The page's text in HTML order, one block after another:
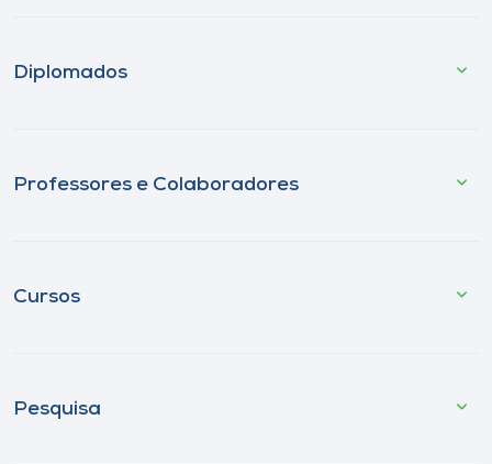
Diplomados
Professores e Colaboradores
Cursos
Pesquisa